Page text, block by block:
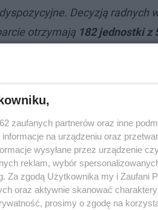
Decyzją
otrzymają 182 jednostki z
zaufanych partnerów oraz inne
na urządzeniu oraz
wysyłane przez urządzenie
reklam, wybór
Za zgodą Użytkownika my i Zaufani
oraz aktywnie skanować
prosimy o zgodę na